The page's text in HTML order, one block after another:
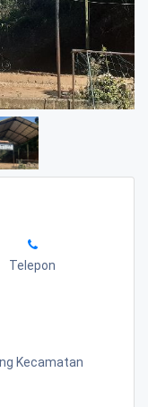
Telepon
Kecamatan